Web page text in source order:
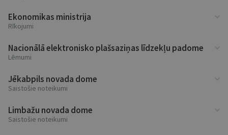
Ekonomikas ministrija
Rīkojumi
Nacionālā elektronisko plašsaziņas līdzekļu padome
Lēmumi
Jēkabpils novada dome
Saistošie noteikumi
Limbažu novada dome
Saistošie noteikumi